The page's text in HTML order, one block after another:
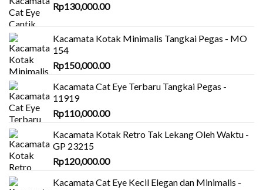
Rp130,000.00
Kacamata Kotak Minimalis Tangkai Pegas - MO
154
Rp150,000.00
Kacamata Cat Eye Terbaru Tangkai Pegas -
11919
Rp110,000.00
Kacamata Kotak Retro Tak Lekang Oleh Waktu -
GP 23215
Rp120,000.00
Kacamata Cat Eye Kecil Elegan dan Minimalis -